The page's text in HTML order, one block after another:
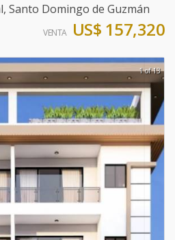
, Santo Domingo de Guzmán
VENTA US$ 157,320
1 of 13